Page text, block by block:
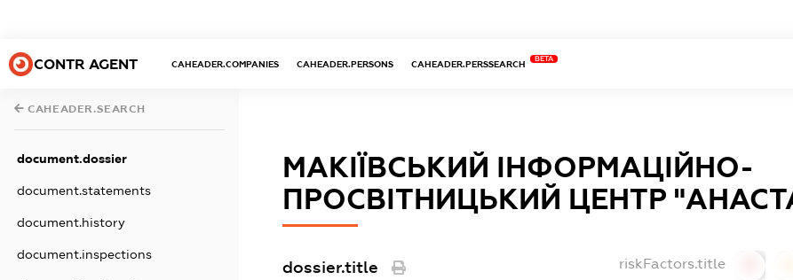
CONTR AGENT CAHEADER.COMPANIES CAHEADER.PERSONS CAHEADER.PERSSEARCH
BETA
CAHEADER.SEARCH
document.dossier
document.statements
document.history
document.inspections
МАКІЇВСЬКИЙ ІНФОРМАЦІЙНО-
ПРОСВІТНИЦЬКИЙ ЦЕНТР
dossier.title riskFactors.title